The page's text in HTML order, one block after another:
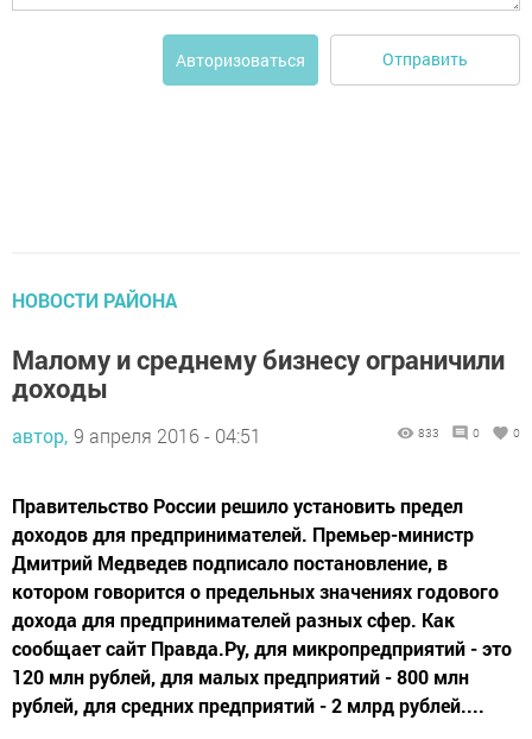
Авторизоваться Отправить
НОВОСТИ РАЙОНА
Малому и среднему бизнесу ограничили
доходы
автор, 9 апреля 2016 - 04:51 833 0 0
Правительство России решило установить предел
доходов для предпринимателей. Премьер-министр
Дмитрий Медведев подписало постановление, в
котором говорится о предельных значениях годового
дохода для предпринимателей разных сфер. Как
сообщает сайт Правда.Ру, для микропредприятий - это
120 млн рублей, для малых предприятий - 800 млн
рублей, для средних предприятий - 2 млрд рублей....